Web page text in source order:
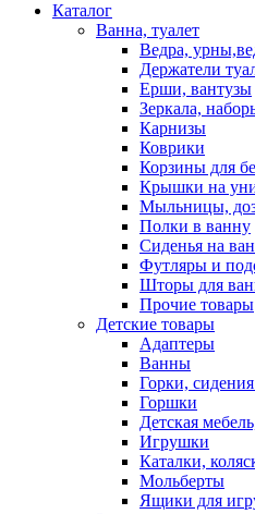
Каталог
Ванна, туалет
Ведра,
Держатели
Ерши, вантузы
Зеркала,
Карнизы
Коврики
Корзины для
Крышки на
Мыльницы,
Полки в ванну
Сиденья на
Футляры и
Шторы для
Прочие товары
Детские товары
Адаптеры
Ванны
Горки,
Горшки
Детская
Игрушки
Каталки,
Мольберты
Ящики для